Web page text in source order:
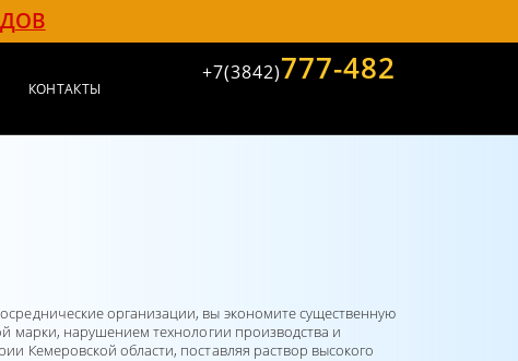
КОНТАКТЫ
+7(3842)777-482
организации, вы экономите существенную
марки, нарушением технологии производства и
Кемеровской области, поставляя раствор высокого